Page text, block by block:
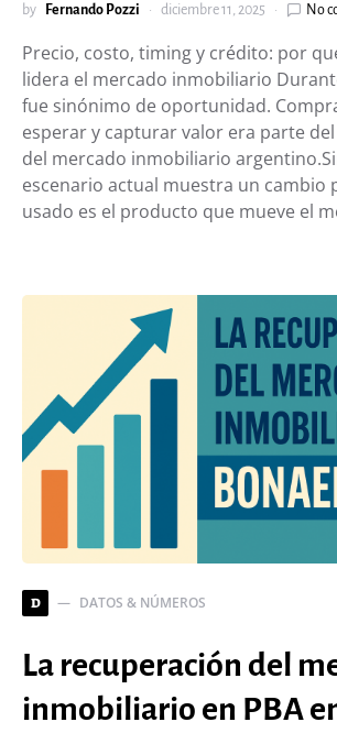
by Fernando Pozzi diciembre 11, 2025 No
Precio, costo, timing y crédito: por
lidera el mercado inmobiliario
fue sinónimo de oportunidad.
esperar y capturar valor era parte
del mercado inmobiliario
escenario actual muestra un cambio
usado es el producto que mueve el
D DATOS & NÚMEROS
La recuperación del
inmobiliario en PBA